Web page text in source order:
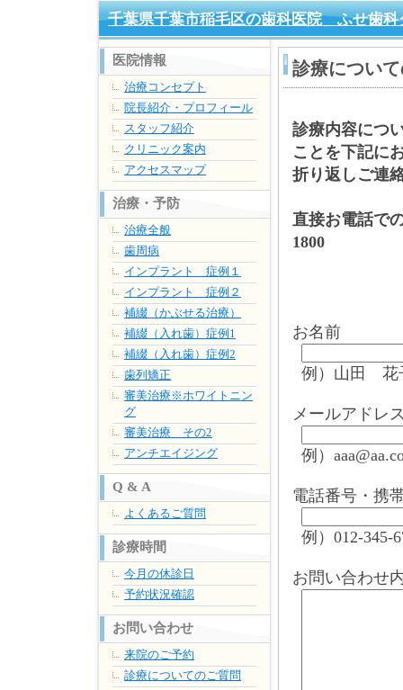
千葉県千葉市稲毛区の歯科医院 ふせ歯科
医院情報
治療コンセプト
院長紹介・プロフィール
スタッフ紹介
クリニック案内
アクセスマップ
治療・予防
治療全般
歯周病
インプラント 症例１
インプラント 症例２
補綴（かぶせる治療）
補綴（入れ歯）症例1
補綴（入れ歯）症例2
歯列矯正
審美治療※ホワイトニン
グ
審美治療 その2
アンチエイジング
Q & A
よくあるご質問
診療時間
今月の休診日
予約状況確認
お問い合わせ
来院のご予約
診療についてのご質問
診療につい
診療内容につ
ことを下記に
折り返しご連
直接お電話で
1800
お名前
例）山田 花
メールアドレ
例）
電話番号・携
例）012-345-
お問い合わせ